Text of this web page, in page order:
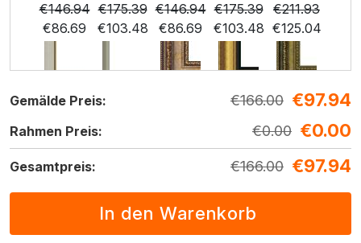
€146.94
€86.69
€175.39
€103.48
€146.94
€86.69
€175.39
€103.48
€211.93
€125.04
F3013-236
€92.10
F6537-236
86.23
F7034-298
204.87
€120.87
€120.87
204.87
€120.87
€204.87
€120.87
€194.25
€114.61
€112.11
Gemälde Preis: €166.00 €97.94
Rahmen Preis: €0.00 €0.00
Gesamtpreis: €166.00 €97.94